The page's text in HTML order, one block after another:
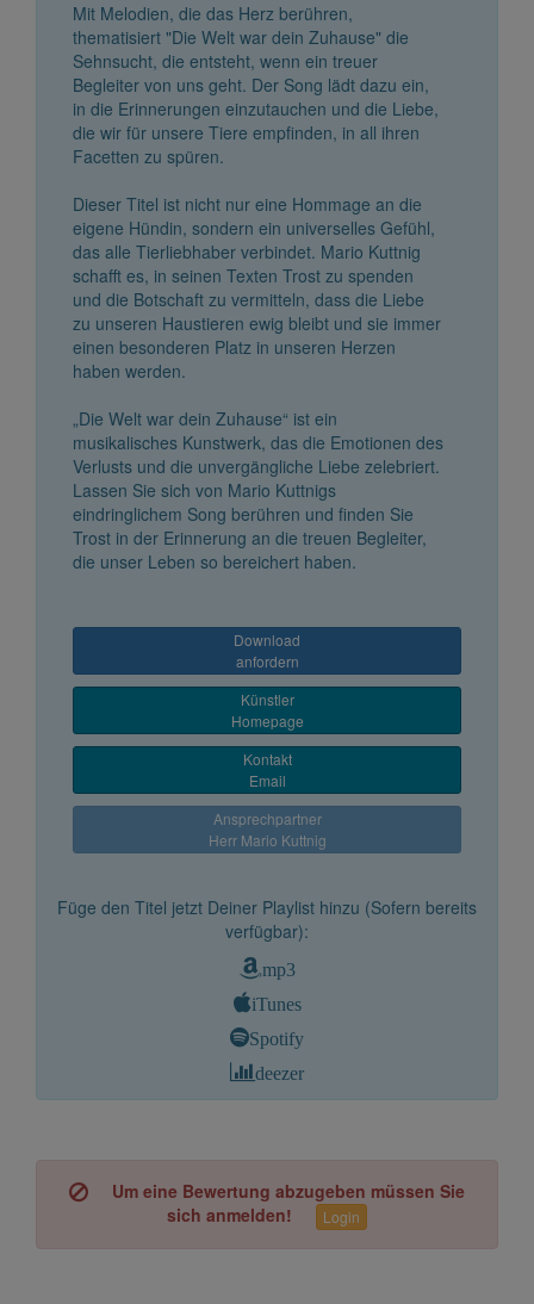
Mit Melodien, die das Herz berühren,
thematisiert "Die Welt war dein Zuhause" die
Sehnsucht, die entsteht, wenn ein treuer
Begleiter von uns geht. Der Song lädt dazu ein,
in die Erinnerungen einzutauchen und die Liebe,
die wir für unsere Tiere empfinden, in all ihren
Facetten zu spüren.
Dieser Titel ist nicht nur eine Hommage an die
eigene Hündin, sondern ein universelles Gefühl,
das alle Tierliebhaber verbindet. Mario Kuttnig
schafft es, in seinen Texten Trost zu spenden
und die Botschaft zu vermitteln, dass die Liebe
zu unseren Haustieren ewig bleibt und sie immer
einen besonderen Platz in unseren Herzen
haben werden.
„Die Welt war dein Zuhause“ ist ein
musikalisches Kunstwerk, das die Emotionen des
Verlusts und die unvergängliche Liebe zelebriert.
Lassen Sie sich von Mario Kuttnigs
eindringlichem Song berühren und finden Sie
Trost in der Erinnerung an die treuen Begleiter,
die unser Leben so bereichert haben.
Download
anfordern
Künstler
Homepage
Kontakt
Email
Ansprechpartner
Herr Mario Kuttnig
Füge den Titel jetzt Deiner Playlist hinzu (Sofern bereits
verfügbar):
mp3
iTunes
Spotify
deezer
Um eine Bewertung abzugeben müssen Sie
sich anmelden!
Login